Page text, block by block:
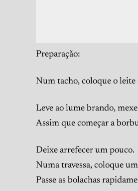
Preparação:
Num tacho, coloque o leite
Leve ao lume brando,
Assim que começar a
Deixe arrefecer um pouco.
Numa travessa, coloque
Passe as bolachas